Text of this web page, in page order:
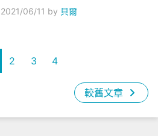
2021/06/11 by 貝爾
2 3 4
較舊文章